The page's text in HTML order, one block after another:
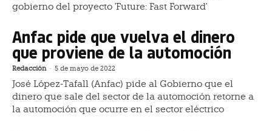
gobierno del proyecto 'Future: Fast Forward'
Anfac pide que vuelva el dinero
que proviene de la automoción
Redacción - 5 de mayo de 2022
José López-Tafall (Anfac) pide al Gobierno que el
dinero que sale del sector de la automoción retorne a
la automoción que ocurre en el sector eléctrico